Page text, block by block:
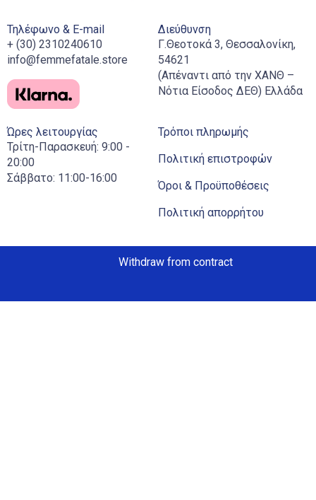
Τηλέφωνο & E-mail
+ (30) 2310240610
info@femmefatale.store
Διεύθυνση
Γ.Θεοτοκά 3, Θεσσαλονίκη,
54621
(Απέναντι από την ΧΑΝΘ –
Νότια Είσοδος ΔΕΘ) Ελλάδα
Ώρες λειτουργίας
Τρίτη-Παρασκευή: 9:00 -
20:00
Σάββατο: 11:00-16:00
Τρόποι πληρωμής
Πολιτική επιστροφών
Όροι & Προϋποθέσεις
Πολιτική απορρήτου
Withdraw from contract